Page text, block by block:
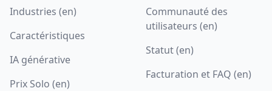
Industries (en)
Caractéristiques
IA générative
Prix Solo (en)
Communauté des
utilisateurs (en)
Statut (en)
Facturation et FAQ (en)